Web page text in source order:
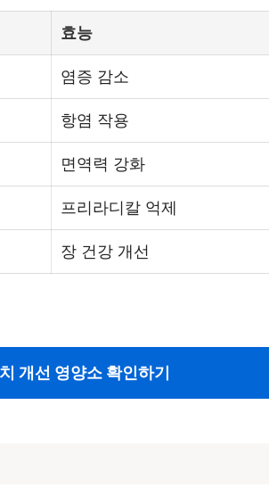
효능
염증 감소
항염 작용
면역력 강화
프리라디칼 억제
장 건강 개선
개선 영양소 확인하기